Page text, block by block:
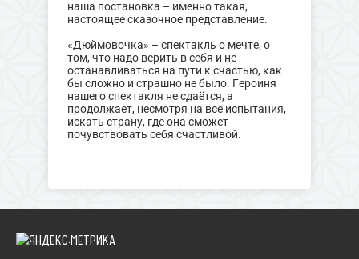
наша постановка – именно такая,
настоящее сказочное представление.
«Дюймовочка» – спектакль о мечте, о
том, что надо верить в себя и не
останавливаться на пути к счастью, как
бы сложно и страшно не было. Героиня
нашего спектакля не сдаётся, а
продолжает, несмотря на все испытания,
искать страну, где она сможет
почувствовать себя счастливой.